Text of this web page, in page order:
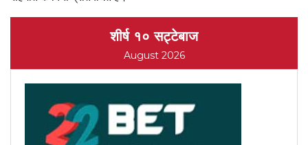
शीर्ष १० सट्टेबाज
August 2026